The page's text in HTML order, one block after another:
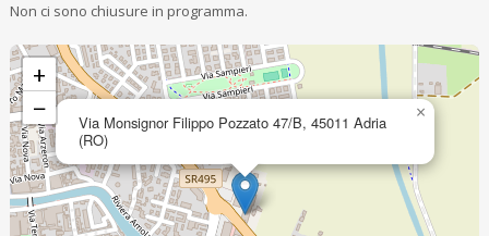
Non ci sono chiusure in programma.
Via Monsignor Filippo Pozzato 47/B, 45011 Adria
(RO)
×
+
−